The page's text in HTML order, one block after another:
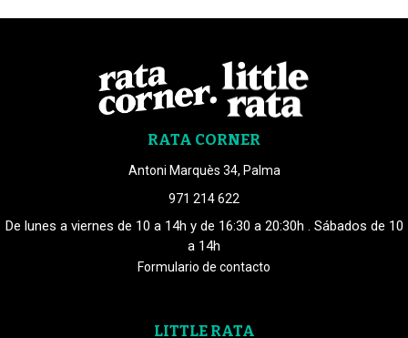
RATA CORNER
Antoni Marquès 34, Palma
971 214 622
De lunes a viernes de 10 a 14h y de 16:30 a 20:30h . Sábados de 10
a 14h
Formulario de contacto
LITTLE RATA